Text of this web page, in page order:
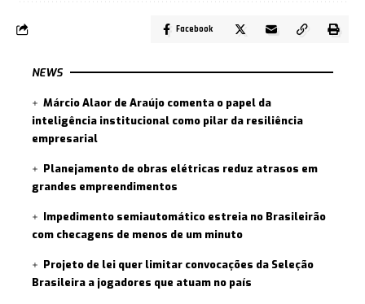
Facebook
NEWS
Márcio Alaor de Araújo comenta o papel da
inteligência institucional como pilar da resiliência
empresarial
Planejamento de obras elétricas reduz atrasos em
grandes empreendimentos
Impedimento semiautomático estreia no Brasileirão
com checagens de menos de um minuto
Projeto de lei quer limitar convocações da Seleção
Brasileira a jogadores que atuam no país